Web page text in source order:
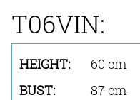
T06VIN:
60 cm
87 cm